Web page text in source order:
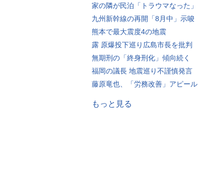
家の隣が民泊「トラウマなった」
九州新幹線の再開「8月中」示唆
熊本で最大震度4の地震
露 原爆投下巡り広島市長を批判
無期刑の「終身刑化」傾向続く
福岡の議長 地震巡り不謹慎発言
藤原竜也、「労務改善」アピール
もっと見る